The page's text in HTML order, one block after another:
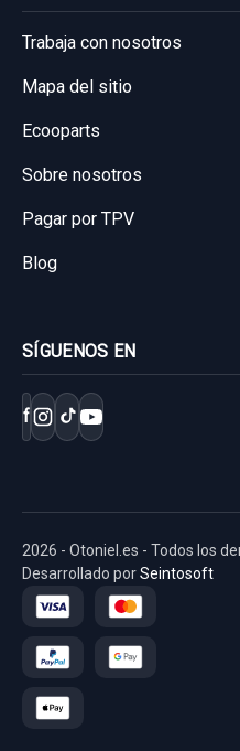
Trabaja con nosotros
Mapa del sitio
Ecooparts
Sobre nosotros
Pagar por TPV
Blog
SÍGUENOS EN
f
2026 - Otoniel.es - Todos los
Desarrollado porSeintosoft